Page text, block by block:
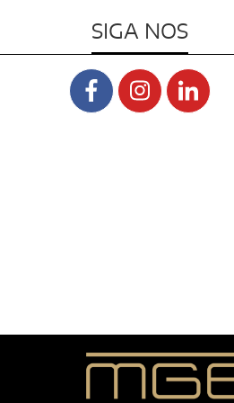
SIGA NOS